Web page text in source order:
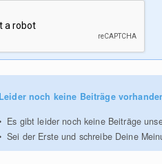
Leider noch keine Beiträge
Es gibt leider noch keine Beiträge
Sei der Erste und schreibe Deine